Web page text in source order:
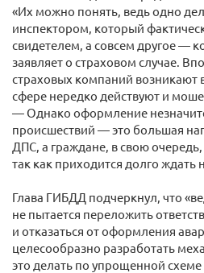
«Их можно понять, ведь одно
инспектором, который
свидетелем, а совсем другое —
заявляет о страховом случае.
страховых компаний возникают
сфере нередко действуют и
— Однако оформление
происшествий — это большая
ДПС, а граждане, в свою
так как приходится долго ждать
Глава ГИБДД подчеркнул, что
не пытается переложить
и отказаться от оформления
целесообразно разработать
это делать по упрощенной